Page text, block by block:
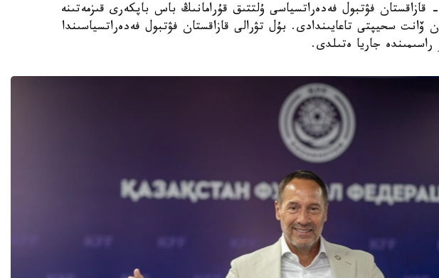
استانا. KAZINFORM - قازاقستان فۋتبول فەدەراتسياسى ۇلتتىق قۇرامانىڭ باس باپكەرى قىزمەتىنە
ۆانت سحيپتى تاعايىندادى. بۇل تۋرالى قازاقستان فۋتبول فەدەراتسياسىندا
جاريا ەتىلدى.